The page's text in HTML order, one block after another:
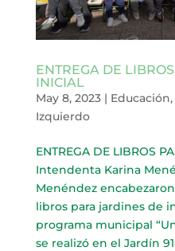
ENTREGA DE
INICIAL
May 8, 2023| Educación,
Izquierdo
ENTREGA DE LIBROS
Intendenta Karina
Menéndez
libros para jardines de
programa municipal
se realizó en el Jardín